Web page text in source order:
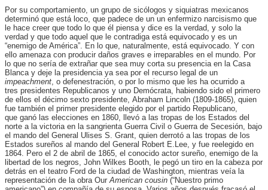
Por su comportamiento, un grupo de sicólogos y siquiatras mexicanos
determinó que está loco, que padece de un un enfermizo narcisismo que
le hace creer que todo lo que él piensa y dice es la verdad, y solo la
verdad y que todo aquel que le contradiga está equivocado y es un
“enemigo de América”. En lo que, naturalmente, está equivocado. Y con
ello amenaza con producir daños graves e irreparables en el mundo. Por
lo que no sería de extrañar que sea muy corta su presencia en la Casa
Blanca y deje la presidencia ya sea por el recurso legal de un
impeachment, o defenestración, o por lo mismo que les ha ocurrido a
tres presidentes Republicanos y uno Demócrata, habiendo sido el primero
de ellos el décimo sexto presidente, Abraham Lincoln (1809-1865), quien
fue también el primer presidente elegido por el partido Republicano,
que ganó las elecciones en 1860, llevó a las tropas de los Estados del
norte a la victoria en la sangrienta Guerra Civil o Guerra de Secesión, bajo
el mando del General Ulises S. Grant, quien derrotó a las tropas de los
Estados sureños al mando del General Robert E.Lee, y fue reelegido en
1864. Pero el 2 de abril de 1865, el conocido actor sureño, enemigo de la
libertad de los negros, John Wilkes Booth, le pegó un tiro en la cabeza por
detrás en el teatro Ford de la ciudad de Washington, mientras veía la
representación de la obra Our American cousin (“Nuestro primo